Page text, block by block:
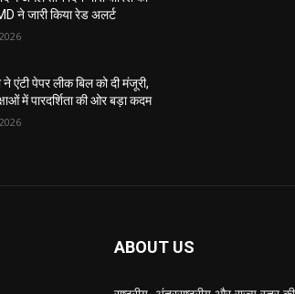
ने जारी किया रेड अलर्ट
एंटी पेपर लीक बिल को दी मंजूरी,
में पारदर्शिता की ओर बड़ा कदम
ABOUT US